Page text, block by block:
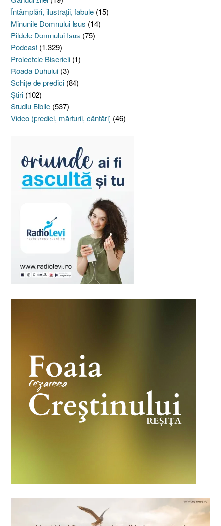
Întâmplări, ilustraţii, fabule (15)
Minunile Domnului Isus (14)
Pildele Domnului Isus (75)
Podcast (1.329)
Proiectele Bisericii (1)
Roada Duhului (3)
Schiţe de predici (84)
Ştiri (102)
Studiu Biblic (537)
Video (predici, mărturii, cântări) (46)